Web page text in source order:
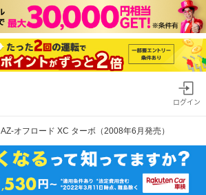
ログイン
AZ-オフロード XC ターボ（2008年6月発売）